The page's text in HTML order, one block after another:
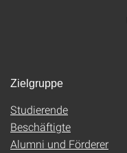
Zielgruppe
Studierende
Beschäftigte
Alumni und Förderer